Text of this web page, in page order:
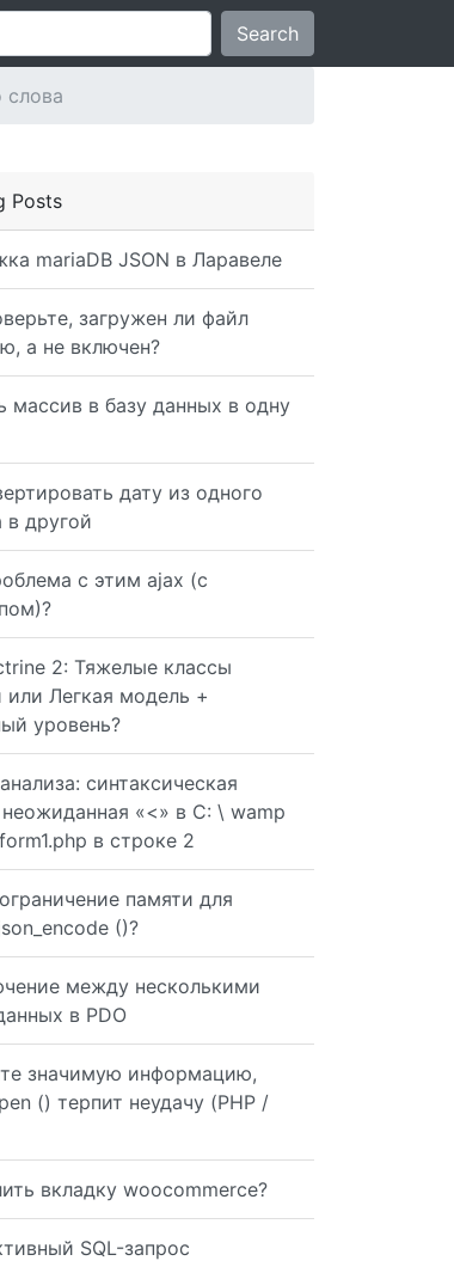
Search
Posts
mariaDB JSON в Ларавеле
загружен ли файл
а не включен?
массив в базу данных в одну
дату из одного
другой
с этим ajax (с
2: Тяжелые классы
или Легкая модель +
уровень?
синтаксическая
«<» в C: \ wamp
в строке 2
памяти для
()?
между несколькими
в PDO
значимую информацию,
() терпит неудачу (PHP /
вкладку woocommerce?
SQL-запрос
."%'");
title LIKE '%" . $keyword ."%') UNION
SELECT id, 'topics' as 'table' FROM